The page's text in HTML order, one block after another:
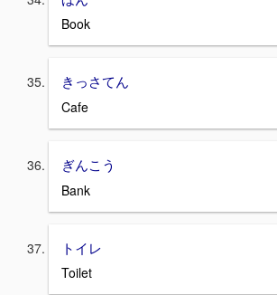
Book
きっさてん
Cafe
ぎんこう
Bank
トイレ
Toilet